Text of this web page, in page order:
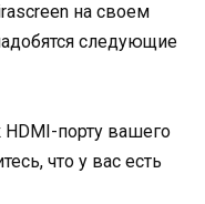
на своем
следующие
порту вашего
что у вас есть